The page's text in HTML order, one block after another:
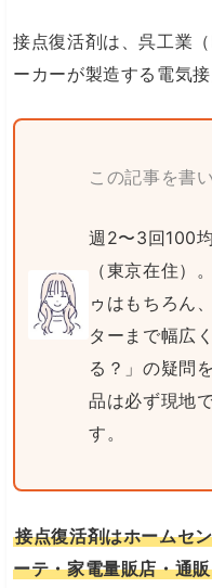
接点復活剤は、呉工業
ーカーが製造する電気
この記事を書
週2〜3回100
（東京在住）
ゥはもちろん
ターまで幅広
る？」の疑問
品は必ず現地
す。
接点復活剤はホームセ
ーテ・家電量販店・通